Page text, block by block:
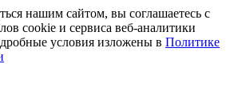
нашим сайтом, вы соглашаетесь с
cookie и сервиса веб-аналитики
условия изложены в Политике